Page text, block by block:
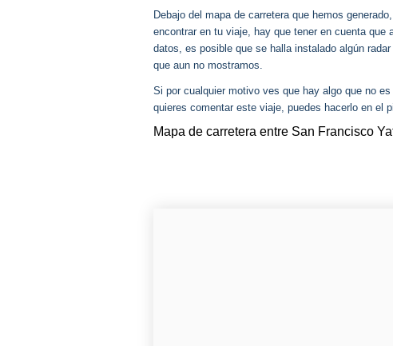
Debajo del mapa de carretera que hemos
encontrar en tu viaje, hay que tener en cuenta
datos, es posible que se halla instalado algún
que aun no mostramos.
Si por cualquier motivo ves que hay algo que no
quieres comentar este viaje, puedes hacerlo en el
Mapa de carretera entre San Francisco